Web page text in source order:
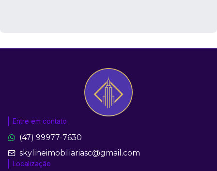
Entre em contato
(47) 99977-7630
skylineimobiliariasc@gmail.com
Localização